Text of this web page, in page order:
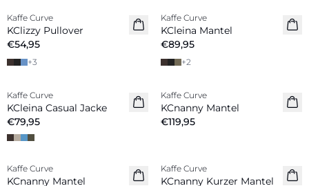
Neuheiten
Kaffe Curve
KClizzy Pullover
€54,95
+3
Neuheiten
Kaffe Curve
KCleina Mantel
€89,95
+2
Neuheiten
Kaffe Curve
KCleina Casual Jacke
€79,95
Neuheiten
Kaffe Curve
KCnanny Mantel
€119,95
Neuheiten
Kaffe Curve
KCnanny Mantel
Neuheiten
Kaffe Curve
KCnanny Kurzer Mantel